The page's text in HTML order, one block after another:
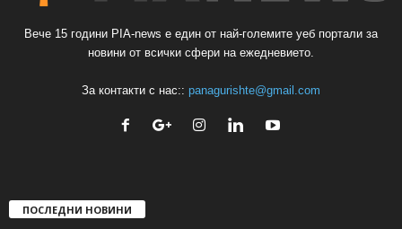
Вече 15 години PIA-news е един от най-големите уеб портали за
новини от всички сфери на ежедневието.
За контакти с нас:: panagurishte@gmail.com
ПОСЛЕДНИ НОВИНИ